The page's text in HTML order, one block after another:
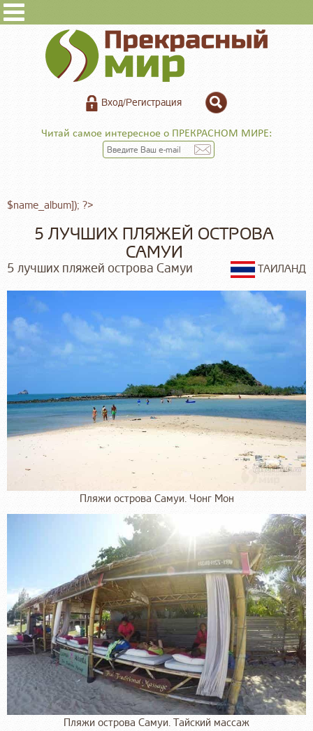
Вход/Регистрация
Читай самое интересное о ПРЕКРАСНОМ МИРЕ:
$name_album]); ?>
5 ЛУЧШИХ ПЛЯЖЕЙ ОСТРОВА
САМУИ
5 лучших пляжей острова Самуи ТАИЛАНД
Пляжи острова Самуи. Чонг Мон
Пляжи острова Самуи. Тайский массаж